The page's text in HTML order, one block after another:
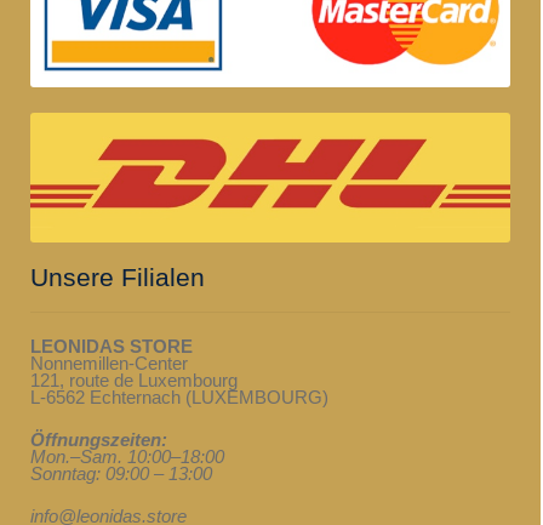
Unsere Filialen
LEONIDAS STORE
Nonnemillen-Center
121, route de Luxembourg
L-6562 Echternach (LUXEMBOURG)
Öffnungszeiten:
Mon.–Sam. 10:00–18:00
Sonntag: 09:00 – 13:00
info@leonidas.store